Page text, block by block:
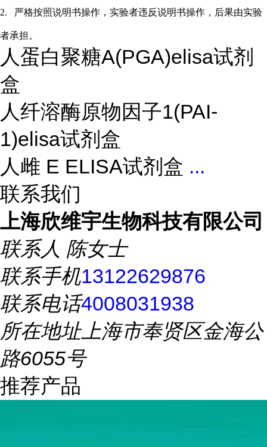
2. 严格按照说明书操作，实验者违反说明书操作，后果由实验
者承担。
人蛋白聚糖A(PGA)elisa试剂
盒
人纤溶酶原物因子1(PAI-
1)elisa试剂盒
人雌 E ELISA试剂盒 ...
联系我们
上海欣维宇生物科技有限公司
联系人 陈女士
联系手机13122629876
联系电话4008031938
所在地址上海市奉贤区金海公
路6055号
推荐产品